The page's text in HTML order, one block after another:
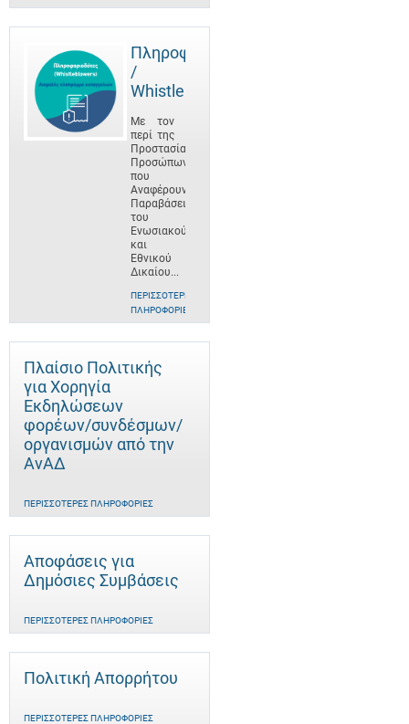
Πληροφοριοδότες
/
Whistleblowers
Με τον
περί της
Προστασίας
Προσώπων
που
Αναφέρουν
Παραβάσεις
του
Ενωσιακού
και
Εθνικού
Δικαίου...
ΠΕΡΙΣΣΌΤΕΡΕΣ
ΠΛΗΡΟΦΟΡΊΕΣ
Πλαίσιο Πολιτικής
για Χορηγία
Εκδηλώσεων
φορέων/συνδέσμων/
οργανισμών από την
ΑνΑΔ
ΠΕΡΙΣΣΌΤΕΡΕΣ ΠΛΗΡΟΦΟΡΊΕΣ
Αποφάσεις για
Δημόσιες Συμβάσεις
ΠΕΡΙΣΣΌΤΕΡΕΣ ΠΛΗΡΟΦΟΡΊΕΣ
Πολιτική Απορρήτου
ΠΕΡΙΣΣΌΤΕΡΕΣ ΠΛΗΡΟΦΟΡΊΕΣ